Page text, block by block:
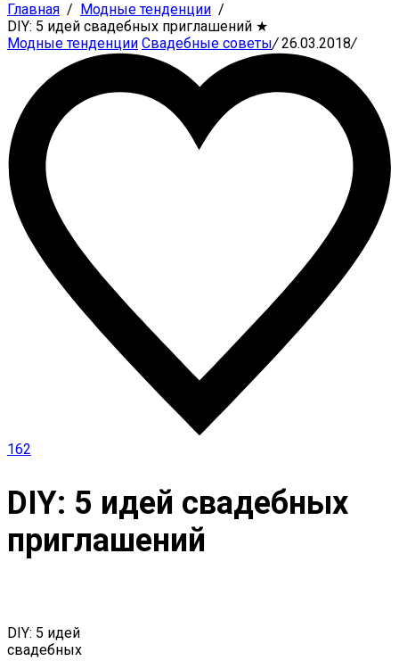
Главная
Модные тенденции
DIY: 5 идей свадебных приглашений ★
Модные тенденции Свадебные советы/26.03.2018/
162
DIY: 5 идей свадебных
приглашений
DIY: 5 идей
свадебных